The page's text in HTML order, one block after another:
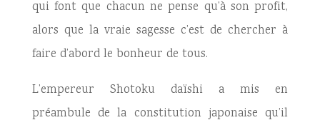
qui font que chacun ne pense qu’à son profit,
alors que la vraie sagesse c’est de chercher à
faire d’abord le bonheur de tous.
L’empereur Shotoku daïshi a mis en
préambule de la constitution japonaise qu’il